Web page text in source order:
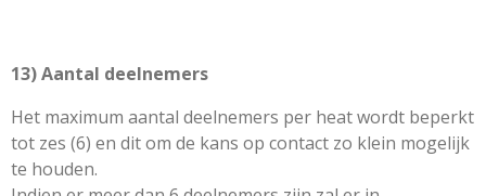
13) Aantal deelnemers
Het maximum aantal deelnemers per heat wordt beperkt
tot zes (6) en dit om de kans op contact zo klein mogelijk
te houden.